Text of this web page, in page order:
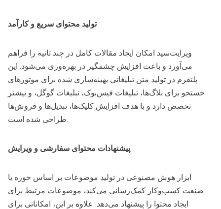
تولید محتوای سریع و کارآمد
ویرایت‌سید امکان ایجاد مقالات کامل در چند ثانیه را فراهم
می‌آورد و باعث افزایش چشمگیر در بهره‌وری می‌شود. این
پلتفرم در تولید متن تبلیغاتی بهینه‌سازی شده برای موتورهای
جستجو برای بلاگ‌ها، تبلیغات فیس‌بوک، تبلیغات گوگل، و بیشتر
تخصص دارد و با هدف افزایش کلیک‌ها، تبدیل‌ها و فروش‌ها
طراحی شده است.
پیشنهادات محتوای سفارشی و ویرایش
ابزار هوش مصنوعی در تولید موضوعات بر اساس حوزه یا
صنعت کسب‌وکار کمک‌رسانی می‌کند، موضوعات مرتبط برای
ایجاد محتوا را پیشنهاد می‌دهد. علاوه بر این، امکاناتی برای